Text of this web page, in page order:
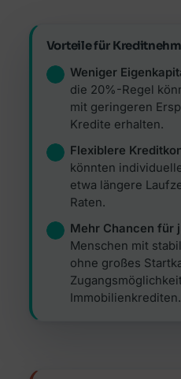
Vorteile für
Weniger
die 20%-Regel
mit geringeren
Kredite erhalten.
Flexiblere
könnten
etwa längere
Raten.
Mehr Chancen für
Menschen mit
ohne großes
Immobilienkrediten.